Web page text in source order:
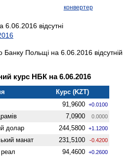
конвертер
відсутні
Польщі на 6.06.2016 відсутній
курс НБК на 6.06.2016
Курс (KZT)
91,9600 +0.0100
7,0900 0.0000
долар 244,5800 +1.1200
манат 231,5100 -0.4200
94,4600 +0.2600